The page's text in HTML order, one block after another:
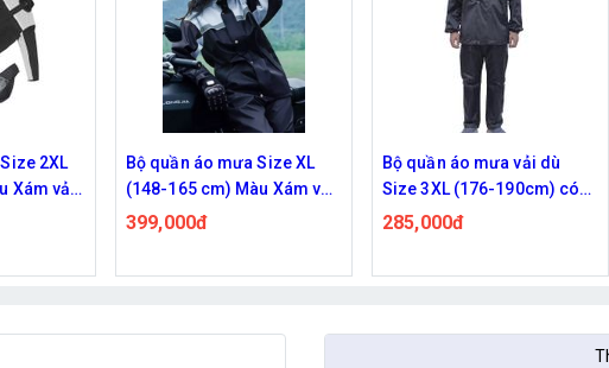
XL
Xám vải
đi phượt
Bộ quần áo mưa vải dù
Size 3XL (176-190cm) có
phản quang sọc xanh
285,000đ
Bộ quần áo mưa vải dù
Size 2XL (166-175cm) có
phản quang sọc xanh
285,000đ